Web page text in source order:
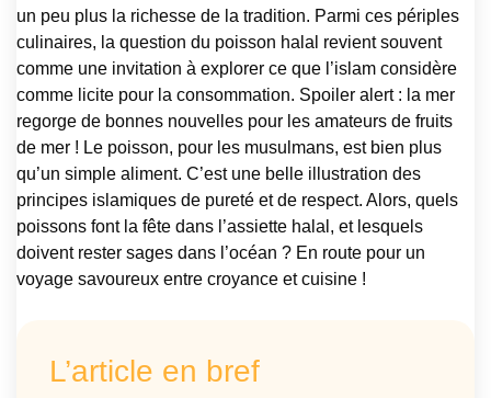
un peu plus la richesse de la tradition. Parmi ces périples
culinaires, la question du poisson halal revient souvent
comme une invitation à explorer ce que l’islam considère
comme licite pour la consommation. Spoiler alert : la mer
regorge de bonnes nouvelles pour les amateurs de fruits
de mer ! Le poisson, pour les musulmans, est bien plus
qu’un simple aliment. C’est une belle illustration des
principes islamiques de pureté et de respect. Alors, quels
poissons font la fête dans l’assiette halal, et lesquels
doivent rester sages dans l’océan ? En route pour un
voyage savoureux entre croyance et cuisine !
L’article en bref